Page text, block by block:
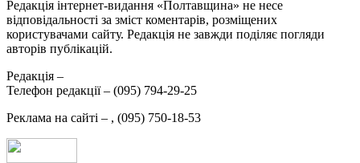
Редакція інтернет-видання «Полтавщина» не несе
відповідальності за зміст коментарів, розміщених
користувачами сайту. Редакція не завжди поділяє погляди
авторів публікацій.
Редакція –
Телефон редакції – (095) 794-29-25
Реклама на сайті – , (095) 750-18-53